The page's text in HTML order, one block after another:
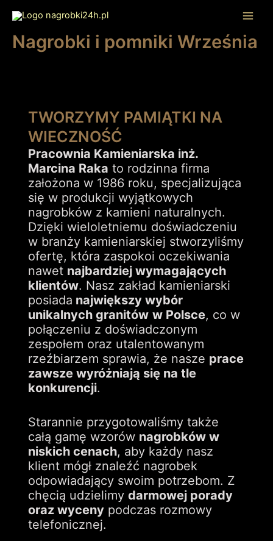
treściNagrobki i pomniki Września
TWORZYMY PAMIĄTKI NA
WIECZNOŚĆ
Pracownia Kamieniarska inż.
Marcina Raka to rodzinna firma
założona w 1986 roku, specjalizująca
się w produkcji wyjątkowych
nagrobków z kamieni naturalnych.
Dzięki wieloletniemu doświadczeniu
w branży kamieniarskiej stworzyliśmy
ofertę, która zaspokoi oczekiwania
nawet najbardziej wymagających
klientów. Nasz zakład kamieniarski
posiada największy wybór
unikalnych granitów w Polsce, co w
połączeniu z doświadczonym
zespołem oraz utalentowanym
rzeźbiarzem sprawia, że nasze prace
zawsze wyróżniają się na tle
konkurencji.
Starannie przygotowaliśmy także
całą gamę wzorów nagrobków w
niskich cenach, aby każdy nasz
klient mógł znaleźć nagrobek
odpowiadający swoim potrzebom. Z
chęcią udzielimy darmowej porady
oraz wycenypodczas rozmowy
telefonicznej.